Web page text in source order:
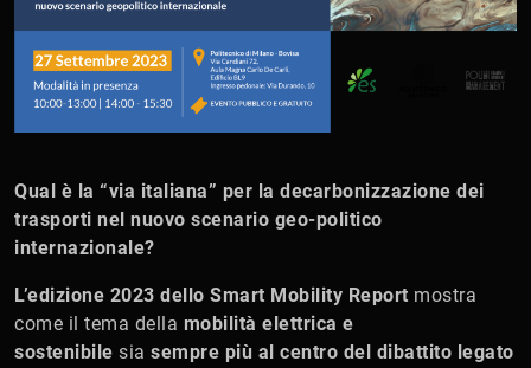
Qual è la “via italiana” per la decarbonizzazione dei
trasporti nel nuovo scenario geo-politico
internazionale?
L’edizione 2023 dello Smart Mobility Report mostra
come il tema della mobilità elettrica e
sostenibile sia sempre più al centro del dibattito legato